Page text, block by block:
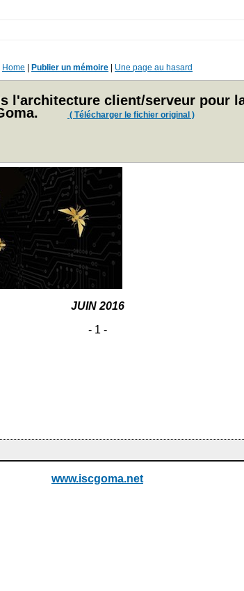
Home Publier un mémoire Une page au hasard
l'architecture client/serveur pour
( Télécharger le fichier original )
JUIN 2016
- 1 -
www.iscgoma.net